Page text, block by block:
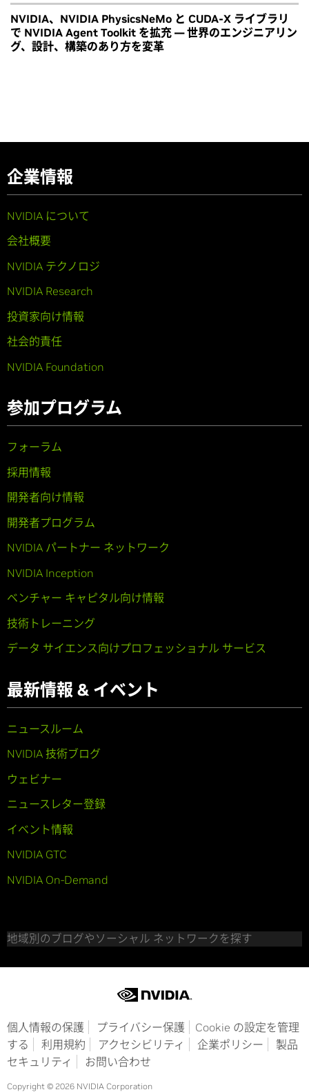
NVIDIA、NVIDIA PhysicsNeMo と CUDA-X ライブラリ
で NVIDIA Agent Toolkit を拡充 ― 世界のエンジニアリン
グ、設計、構築のあり方を変革
企業情報
NVIDIA について
会社概要
NVIDIA テクノロジ
NVIDIA Research
投資家向け情報
社会的責任
NVIDIA Foundation
参加プログラム
フォーラム
採用情報
開発者向け情報
開発者プログラム
NVIDIA パートナー ネットワーク
NVIDIA Inception
ベンチャー キャピタル向け情報
技術トレーニング
データ サイエンス向けプロフェッショナル サービス
最新情報 & イベント
ニュースルーム
NVIDIA 技術ブログ
ウェビナー
ニュースレター登録
イベント情報
NVIDIA GTC
NVIDIA On-Demand
地域別のブログやソーシャル ネットワークを探す
個人情報の保護 プライバシー保護
Cookie の設定を管理
する
利用規約 アクセシビリティ 企業ポリシー
製品
セキュリティ
お問い合わせ
Copyright © 2026 NVIDIA Corporation